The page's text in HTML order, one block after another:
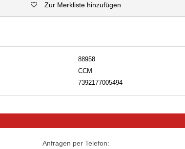
Zur Merkliste hinzufügen
88958
CCM
7392177005494
Anfragen per Telefon: